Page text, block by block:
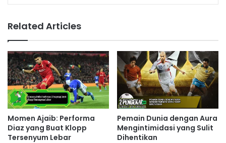
Related Articles
Momen Ajaib: Performa
Diaz yang Buat Klopp
Tersenyum Lebar
Pemain Dunia dengan Aura
Mengintimidasi yang Sulit
Dihentikan